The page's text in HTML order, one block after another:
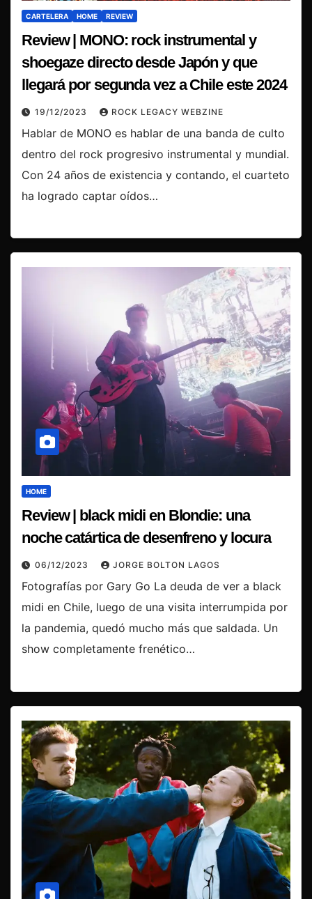
CARTELERA HOME REVIEW
Review | MONO: rock instrumental y
shoegaze directo desde Japón y que
llegará por segunda vez a Chile este 2024
19/12/2023 ROCK LEGACY WEBZINE
Hablar de MONO es hablar de una banda de culto
dentro del rock progresivo instrumental y mundial.
Con 24 años de existencia y contando, el cuarteto
ha logrado captar oídos…
HOME
Review | black midi en Blondie: una
noche catártica de desenfreno y locura
06/12/2023 JORGE BOLTON LAGOS
Fotografías por Gary Go La deuda de ver a black
midi en Chile, luego de una visita interrumpida por
la pandemia, quedó mucho más que saldada. Un
show completamente frenético…